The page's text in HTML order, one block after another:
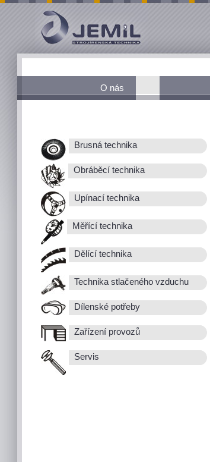
O nás
Brusná technika
Obráběcí technika
Upínací technika
Měřící technika
Dělící technika
Technika stlačeného vzduchu
Dílenské potřeby
Zařízení provozů
Servis